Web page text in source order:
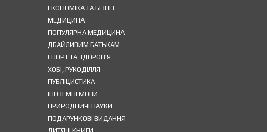
ЕКОНОМІКА ТА БІЗНЕС
МЕДИЦИНА
ПОПУЛЯРНА МЕДИЦИНА
ДБАЙЛИВИМ БАТЬКАМ
СПОРТ ТА ЗДОРОВ'Я
ХОБІ, РУКОДІЛЛЯ
ПУБЛІЦИСТИКА
ІНОЗЕМНІ МОВИ
ПРИРОДНИЧІ НАУКИ
ПОДАРУНКОВІ ВИДАННЯ